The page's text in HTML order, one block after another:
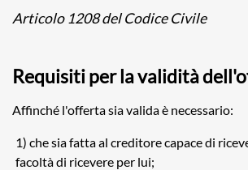
Articolo 1208 del Codice Civile
Requisiti per la validità
Affinché l'offerta sia valida è necessario:
1) che sia fatta al creditore capace di
facoltà di ricevere per lui;